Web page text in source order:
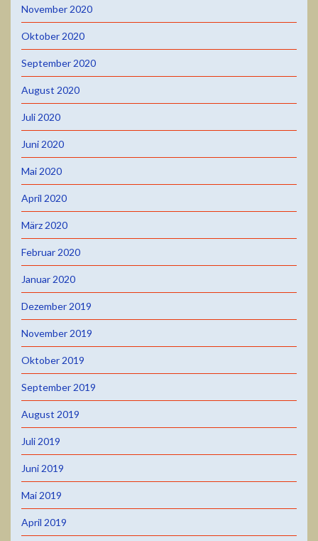
November 2020
Oktober 2020
September 2020
August 2020
Juli 2020
Juni 2020
Mai 2020
April 2020
März 2020
Februar 2020
Januar 2020
Dezember 2019
November 2019
Oktober 2019
September 2019
August 2019
Juli 2019
Juni 2019
Mai 2019
April 2019